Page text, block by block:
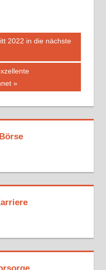
2022 in die nächste